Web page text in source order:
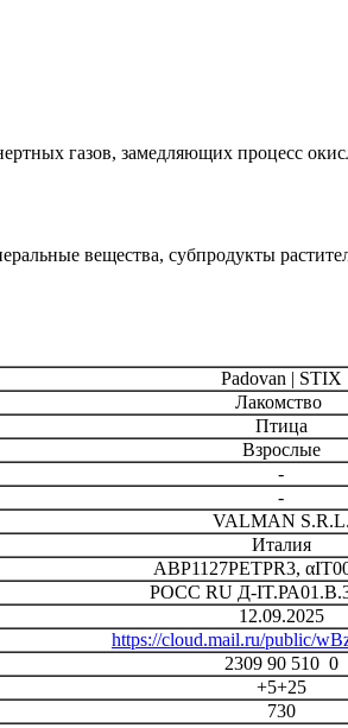
газов, замедляющих процесс
вещества, субпродукты
Padovan | STIX
Лакомство
Птица
Взрослые
-
-
VALMAN S.R.L.
Италия
ABP1127PETPR3,
РОСС RU Д-
12.09.2025
https://cloud.mail.ru/public/
2309 90 510 0
+5+25
730